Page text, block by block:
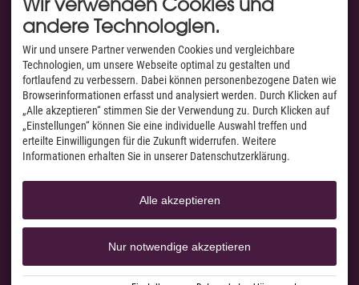
täglich von 07.00 bis 22.00
Uhr für Sie erreichbar.
SERVICE
Unsere Zimmer &
Suiten
Suchen & Buchen
Anfragen
Anfahrt & Routenplaner
Webcams & Livecams
A-Z
AUSGEZEICHNET VON
Facebook
Instagram
YouTube
andere Technologien.
Wir und unsere Partner verwenden Cookies und vergleichbare
Technologien, um unsere Webseite optimal zu gestalten und
fortlaufend zu verbessern. Dabei können personenbezogene Daten wie
Browserinformationen erfasst und analysiert werden. Durch Klicken auf
„Alle akzeptieren“ stimmen Sie der Verwendung zu. Durch Klicken auf
„Einstellungen“ können Sie eine individuelle Auswahl treffen und
erteilte Einwilligungen für die Zukunft widerrufen. Weitere
Informationen erhalten Sie in unserer Datenschutzerklärung.
Alle akzeptieren
Nur notwendige akzeptieren